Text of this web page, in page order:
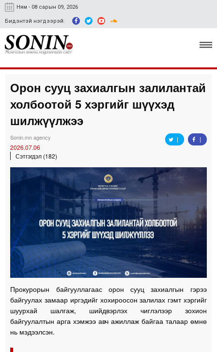
Ням - 08 сарын 09, 2026
Бидэнтэй нэгдээрэй:
Улс төр, эдийн засаг
Гэмт хэрэг
Easy news
Орон сууц захиалгын залилантай
холбоотой 5 хэргийг шүүхэд
шилжүүлжээ
Sonin.mn agency
2026.07.06
Сэтгэгдэл (182)
Прокурорын байгууллагаас орон сууц захиалгын гэрээ
байгуулах замаар иргэдийг хохироосон залилах гэмт хэргийг
шуурхай шалгаж, шийдвэрлэх чиглэлээр зохион
байгуулалтын арга хэмжээ авч ажиллаж байгаа талаар өмнө
нь мэдээлсэн.